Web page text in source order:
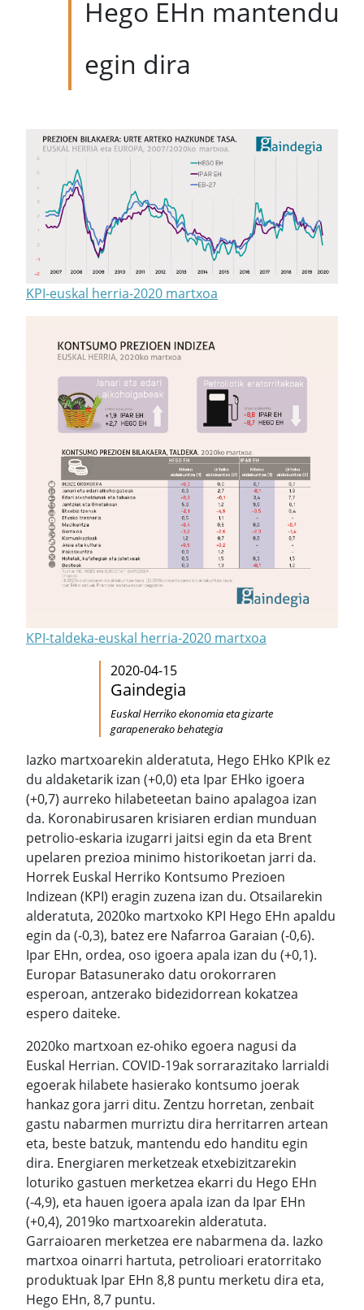
Hego EHn mantendu
egin dira
KPI-euskal herria-2020 martxoa
KPI-taldeka-euskal herria-2020 martxoa
2020-04-15
Gaindegia
Euskal Herriko ekonomia eta gizarte
garapenerako behategia
Iazko martxoarekin alderatuta, Hego EHko KPIk ez
du aldaketarik izan (+0,0) eta Ipar EHko igoera
(+0,7) aurreko hilabeteetan baino apalagoa izan
da. Koronabirusaren krisiaren erdian munduan
petrolio-eskaria izugarri jaitsi egin da eta Brent
upelaren prezioa minimo historikoetan jarri da.
Horrek Euskal Herriko Kontsumo Prezioen
Indizean (KPI) eragin zuzena izan du. Otsailarekin
alderatuta, 2020ko martxoko KPI Hego EHn apaldu
egin da (-0,3), batez ere Nafarroa Garaian (-0,6).
Ipar EHn, ordea, oso igoera apala izan du (+0,1).
Europar Batasunerako datu orokorraren
esperoan, antzerako bidezidorrean kokatzea
espero daiteke.
2020ko martxoan ez-ohiko egoera nagusi da
Euskal Herrian. COVID-19ak sorrarazitako larrialdi
egoerak hilabete hasierako kontsumo joerak
hankaz gora jarri ditu. Zentzu horretan, zenbait
gastu nabarmen murriztu dira herritarren artean
eta, beste batzuk, mantendu edo handitu egin
dira. Energiaren merketzeak etxebizitzarekin
loturiko gastuen merketzea ekarri du Hego EHn
(-4,9), eta hauen igoera apala izan da Ipar EHn
(+0,4), 2019ko martxoarekin alderatuta.
Garraioaren merketzea ere nabarmena da. Iazko
martxoa oinarri hartuta, petrolioari eratorritako
produktuak Ipar EHn 8,8 puntu merketu dira eta,
Hego EHn, 8,7 puntu.